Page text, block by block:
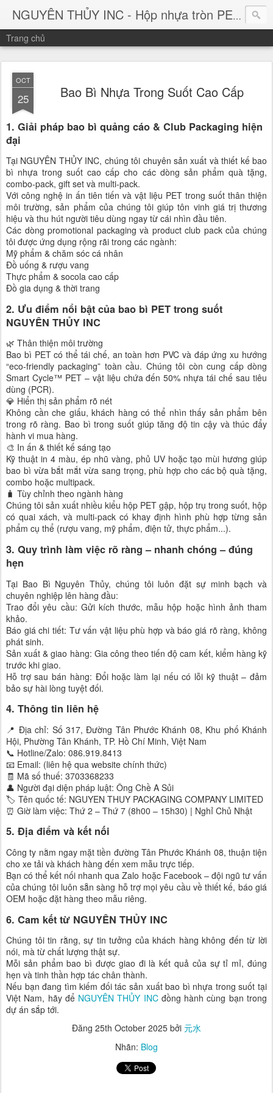
NGUYÊN THỦY INC - Hộp nhựa tròn PET trong suốt
Trang chủ
OCT
25 Bao Bì Nhựa Trong Suốt Cao Cấp
1. Giải pháp bao bì quảng cáo & Club Packaging hiện
đại
Tại NGUYÊN THỦY INC, chúng tôi chuyên sản xuất và thiết kế bao
bì nhựa trong suốt cao cấp cho các dòng sản phẩm quà tặng,
combo-pack, gift set và multi-pack.
Với công nghệ in ấn tiên tiến và vật liệu PET trong suốt thân thiện
môi trường, sản phẩm của chúng tôi giúp tôn vinh giá trị thương
hiệu và thu hút người tiêu dùng ngay từ cái nhìn đầu tiên.
Các dòng promotional packaging và product club pack của chúng
tôi được ứng dụng rộng rãi trong các ngành:
Mỹ phẩm & chăm sóc cá nhân
Đồ uống & rượu vang
Thực phẩm & socola cao cấp
Đồ gia dụng & thời trang
2. Ưu điểm nổi bật của bao bì PET trong suốt
NGUYÊN THỦY INC
🌿 Thân thiện môi trường
Bao bì PET có thể tái chế, an toàn hơn PVC và đáp ứng xu hướng
“eco-friendly packaging” toàn cầu. Chúng tôi còn cung cấp dòng
Smart Cycle™ PET – vật liệu chứa đến 50% nhựa tái chế sau tiêu
dùng (PCR).
💎 Hiển thị sản phẩm rõ nét
Không cần che giấu, khách hàng có thể nhìn thấy sản phẩm bên
trong rõ ràng. Bao bì trong suốt giúp tăng độ tin cậy và thúc đẩy
hành vi mua hàng.
🎨 In ấn & thiết kế sáng tạo
Kỹ thuật in 4 màu, ép nhũ vàng, phủ UV hoặc tạo mùi hương giúp
bao bì vừa bắt mắt vừa sang trọng, phù hợp cho các bộ quà tặng,
combo hoặc multipack.
🧳 Tùy chỉnh theo ngành hàng
Chúng tôi sản xuất nhiều kiểu hộp PET gập, hộp trụ trong suốt, hộp
có quai xách, và multi-pack có khay định hình phù hợp từng sản
phẩm cụ thể (rượu vang, mỹ phẩm, điện tử, thực phẩm...).
3. Quy trình làm việc rõ ràng – nhanh chóng – đúng
hẹn
Tại Bao Bì Nguyên Thủy, chúng tôi luôn đặt sự minh bạch và
chuyên nghiệp lên hàng đầu:
Trao đổi yêu cầu: Gửi kích thước, mẫu hộp hoặc hình ảnh tham
khảo.
Báo giá chi tiết: Tư vấn vật liệu phù hợp và báo giá rõ ràng, không
phát sinh.
Sản xuất & giao hàng: Gia công theo tiến độ cam kết, kiểm hàng kỹ
trước khi giao.
Hỗ trợ sau bán hàng: Đổi hoặc làm lại nếu có lỗi kỹ thuật – đảm
bảo sự hài lòng tuyệt đối.
4. Thông tin liên hệ
📍 Địa chỉ: Số 317, Đường Tân Phước Khánh 08, Khu phố Khánh
Hội, Phường Tân Khánh, TP. Hồ Chí Minh, Việt Nam
📞 Hotline/Zalo: 086.919.8413
📧 Email: (liên hệ qua website chính thức)
🧾 Mã số thuế: 3703368233
👤 Người đại diện pháp luật: Ông Chề A Sủi
🏷️ Tên quốc tế: NGUYEN THUY PACKAGING COMPANY LIMITED
⏰ Giờ làm việc: Thứ 2 – Thứ 7 (8h00 – 15h30) | Nghỉ Chủ Nhật
5. Địa điểm và kết nối
Công ty nằm ngay mặt tiền đường Tân Phước Khánh 08, thuận tiện
cho xe tải và khách hàng đến xem mẫu trực tiếp.
Bạn có thể kết nối nhanh qua Zalo hoặc Facebook – đội ngũ tư vấn
của chúng tôi luôn sẵn sàng hỗ trợ mọi yêu cầu về thiết kế, báo giá
OEM hoặc đặt hàng theo mẫu riêng.
6. Cam kết từ NGUYÊN THỦY INC
Chúng tôi tin rằng, sự tin tưởng của khách hàng không đến từ lời
nói, mà từ chất lượng thật sự.
Mỗi sản phẩm bao bì được giao đi là kết quả của sự tỉ mỉ, đúng
hẹn và tinh thần hợp tác chân thành.
Nếu bạn đang tìm kiếm đối tác sản xuất bao bì nhựa trong suốt tại
Việt Nam, hãy để NGUYÊN THỦY INCđồng hành cùng bạn trong
dự án sắp tới.
Đăng 25th October 2025 bởi 元水
Nhãn: Blog